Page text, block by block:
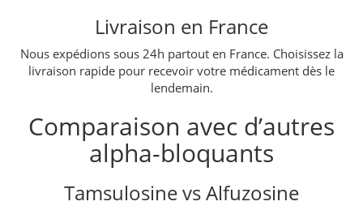
Livraison en France
Nous expédions sous 24h partout en France. Choisissez la
livraison rapide pour recevoir votre médicament dès le
lendemain.
Comparaison avec d’autres
alpha-bloquants
Tamsulosine vs Alfuzosine